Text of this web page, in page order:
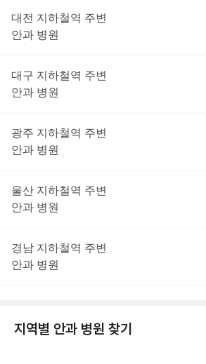
대전 지하철역 주변
안과 병원
대구 지하철역 주변
안과 병원
광주 지하철역 주변
안과 병원
울산 지하철역 주변
안과 병원
경남 지하철역 주변
안과 병원
지역별 안과 병원 찾기